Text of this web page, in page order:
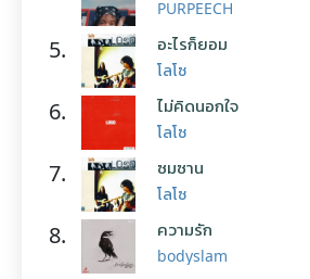
PURPEECH
5. อะไรก็ยอม
โลโซ
6. ไม่คิดนอกใจ
โลโซ
7. ซมซาน
โลโซ
8. ความรัก
bodyslam